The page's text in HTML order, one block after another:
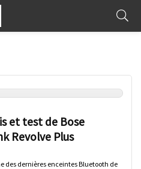
et test de Bose
Revolve Plus
des dernières enceintes Bluetooth de